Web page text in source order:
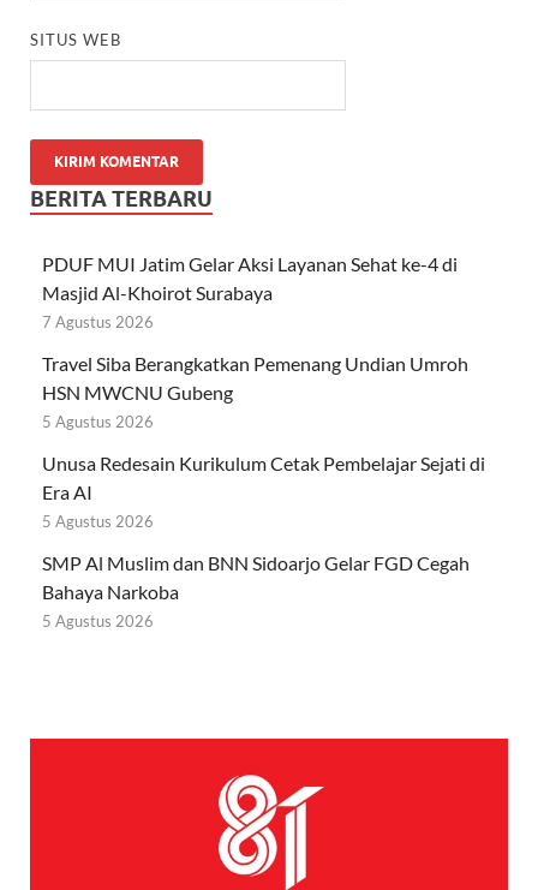
SITUS WEB
BERITA TERBARU
PDUF MUI Jatim Gelar Aksi Layanan Sehat ke-4 di
Masjid Al-Khoirot Surabaya
7 Agustus 2026
Travel Siba Berangkatkan Pemenang Undian Umroh
HSN MWCNU Gubeng
5 Agustus 2026
Unusa Redesain Kurikulum Cetak Pembelajar Sejati di
Era AI
5 Agustus 2026
SMP Al Muslim dan BNN Sidoarjo Gelar FGD Cegah
Bahaya Narkoba
5 Agustus 2026